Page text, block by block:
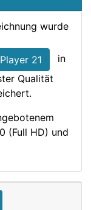
wurde
21
in
Qualität
(Full HD) und